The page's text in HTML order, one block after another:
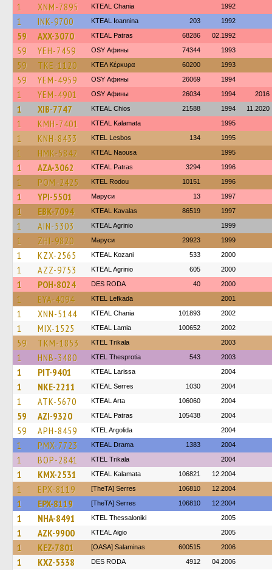
1 XNM-7895 KTEAL Chania 1992
1 INK-9700 KTEAL Ioannina 203 1992
59 AXX-3070 KTEAL Patras 68286 02.1992
59 YEH-7459 OSY Афины 74344 1993
59 TKE-1120 ΚΤΕΛ Κέρκυρα 60200 1993
59 YEM-4959 OSY Афины 26069 1994
1 YEM-4901 OSY Афины 26034 1994 2016
1 XIB-7747 KTEAL Chios 21588 1994 11.2020
1 KMH-7401 KTEAL Kalamata 1995
1 KNH-8433 KTEL Lesbos 134 1995
1 HMK-5842 KTEAL Naousa 1995
1 AZA-3062 KTEAL Patras 3294 1996
1 POM-2425 ΚΤΕL Rodou 10151 1996
1 YPI-5501 Маруси 13 1997
1 EBK-7094 KTEAL Kavalas 86519 1997
1 AIN-5303 KTEAL Agrinio 1999
1 ZHI-9820 Маруси 29923 1999
1 KZX-2565 KTEAL Kozani 533 2000
1 AZZ-9753 KTEAL Agrinio 605 2000
1 POH-8024 DES RODA 40 2000
1 EYA-4094 KTEL Lefkada 2001
1 XNN-5144 KTEAL Chania 101893 2002
1 MIX-1525 KTEAL Lamia 100652 2002
59 TKM-1853 ΚΤΕL Τrikala 2003
1 HNB-3480 KTEL Thesprotia 543 2003
1 PIT-9401 KTEAL Larissa 2004
1 NKE-2211 KTEAL Serres 1030 2004
1 ATK-5670 KTEAL Arta 106060 2004
59 AZI-9320 KTEAL Patras 105438 2004
59 APH-8459 KTEL Argolida 2004
1 PMX-7723 KTEAL Drama 1383 2004
1 BOP-2841 ΚΤΕL Τrikala 2004
1 KMX-2531 KTEAL Kalamata 106821 12.2004
1 EPX-8119 [TheTA] Serres 106810 12.2004
1 EPX-8119 [TheTA] Serres 106810 12.2004
1 NHA-8491 KTEL Thessaloniki 2005
1 AZK-9900 KTEAL Aigio 2005
1 KEZ-7801 [OASA] Salaminas 600515 2006
1 KXZ-5338 DES RODA 4912 04.2006